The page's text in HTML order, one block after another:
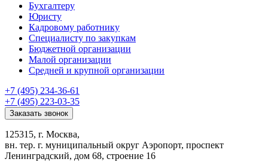
Бухгалтеру
Юристу
Кадровому работнику
Специалисту по закупкам
Бюджетной организации
Малой организации
Средней и крупной организации
+7 (495) 234-36-61
+7 (495) 223-03-35
Заказать звонок
125315, г. Москва,
вн. тер. г. муниципальный округ Аэропорт, проспект
Ленинградский, дом 68, строение 16